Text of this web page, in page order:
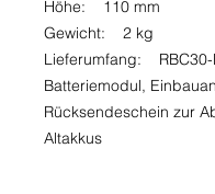
Höhe: 110 mm
Gewicht: 2 kg
Lieferumfang: RBC30-
Batteriemodul,
Rücksendeschein zur
Altakkus